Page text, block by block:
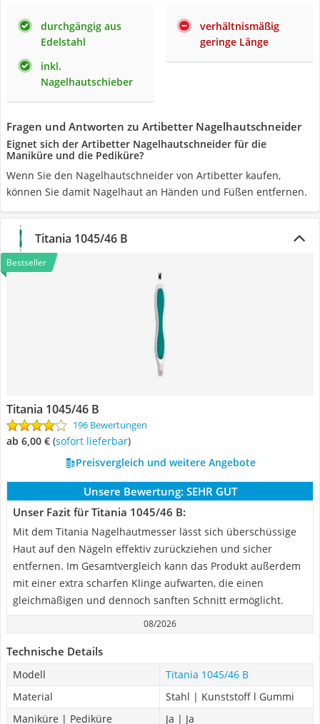
durchgängig aus
Edelstahl
inkl.
Nagelhautschieber
verhältnismäßig
geringe Länge
Fragen und Antworten zu Artibetter Nagelhautschneider
Eignet sich der Artibetter Nagelhautschneider für die
Maniküre und die Pediküre?
Wenn Sie den Nagelhautschneider von Artibetter kaufen,
können Sie damit Nagelhaut an Händen und Füßen entfernen.
Titania 1045/46 B
Bestseller
Titania 1045/46 B
196 Bewertungen
ab 6,00 € ( Sofort lieferbar)
Preisvergleich und weitere Angebote
Unsere Bewertung: SEHR GUT
Unser Fazit für Titania 1045/46 B:
Mit dem Titania Nagelhautmesser lässt sich überschüssige
Haut auf den Nägeln effektiv zurückziehen und sicher
entfernen. Im Gesamtvergleich kann das Produkt außerdem
mit einer extra scharfen Klinge aufwarten, die einen
gleichmäßigen und dennoch sanften Schnitt ermöglicht.
08/2026
Technische Details
Modell
Titania 1045/46 B
Material
Stahl | Kunststoff l Gummi
Maniküre | Pediküre
Ja | Ja